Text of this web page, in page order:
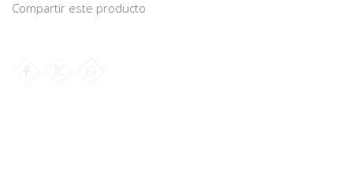
Compartir este producto